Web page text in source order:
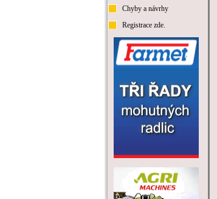
Chyby a návrhy
Registrace zde.